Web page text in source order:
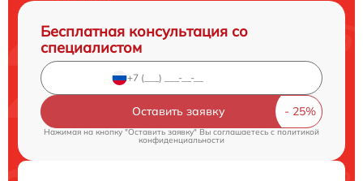
Бесплатная консультация со
специалистом
Оставить заявку
Нажимая на кнопку "Оставить заявку" Вы соглашаетесь cполитикой
конфиденциальности